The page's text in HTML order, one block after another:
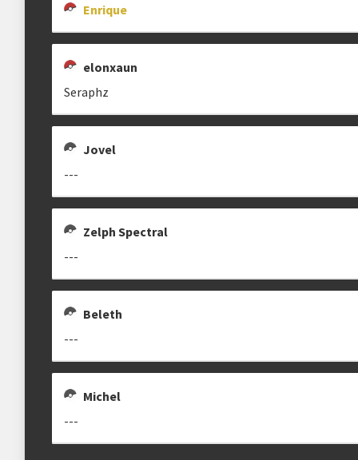
Estrutura das chaves
Etapa única
Ranking aplicado
Enrique
elonxaun
Seraphz
Jovel
---
Zelph Spectral
---
Beleth
---
Michel
---